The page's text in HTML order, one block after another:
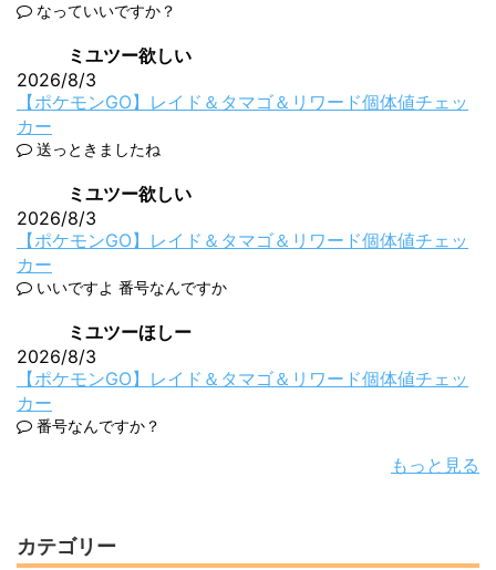
なっていいですか？
ミユツー欲しい
2026/8/3
【ポケモンGO】レイド＆タマゴ＆リワード個体値チェッ
カー
送っときましたね
ミユツー欲しい
2026/8/3
【ポケモンGO】レイド＆タマゴ＆リワード個体値チェッ
カー
いいですよ 番号なんですか
ミユツーほしー
2026/8/3
【ポケモンGO】レイド＆タマゴ＆リワード個体値チェッ
カー
番号なんですか？
もっと見る
カテゴリー